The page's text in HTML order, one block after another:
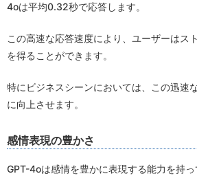
4oは平均0.32秒で応答します。
この高速な応答速度により、ユーザーはス
を得ることができます。
特にビジネスシーンにおいては、この迅速
に向上させます。
感情表現の豊かさ
GPT-4oは感情を豊かに表現する能力を持っ